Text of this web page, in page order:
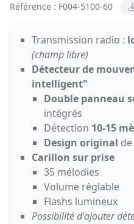
Référence : F004-5100-60
Transmission radio :
(champ libre)
Détecteur de
intelligent"
Double panneau
intégrés
Détection 10-15
Design original
Carillon sur prise
35 mélodies
Volume réglable
Flashs lumineux
Possibilité d'ajouter